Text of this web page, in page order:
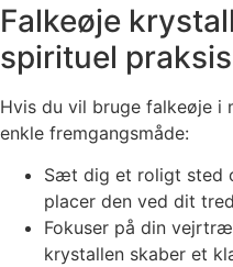
Falkeøje
spirituel praksis
Hvis du vil bruge falkeøje i
enkle fremgangsmåde:
Sæt dig et roligt sted
placer den ved dit
Fokuser på din
krystallen skaber et